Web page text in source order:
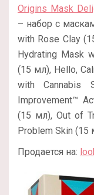
Origins Mask
– набор с
with Rose Clay
Hydrating Mask
(15 мл), Hello,
with Cannabis
Improvement™
(15 мл), Out of
Problem Skin
Продается на: